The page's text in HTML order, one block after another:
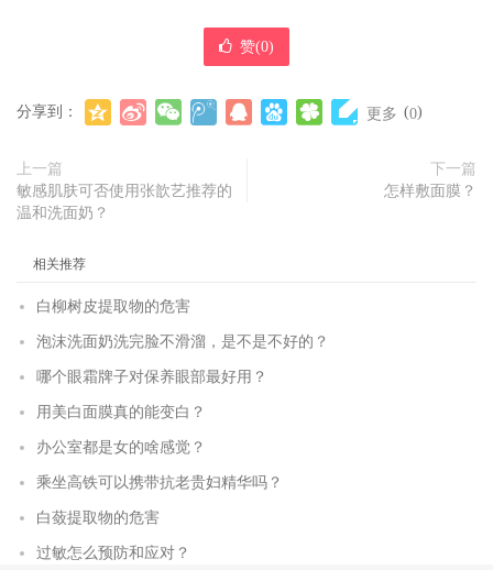
赞(0)
分享到： 更多 (0)
上一篇
敏感肌肤可否使用张歆艺推荐的
温和洗面奶？
下一篇
怎样敷面膜？
相关推荐
白柳树皮提取物的危害
泡沫洗面奶洗完脸不滑溜，是不是不好的？
哪个眼霜牌子对保养眼部最好用？
用美白面膜真的能变白？
办公室都是女的啥感觉？
乘坐高铁可以携带抗老贵妇精华吗？
白蔹提取物的危害
过敏怎么预防和应对？